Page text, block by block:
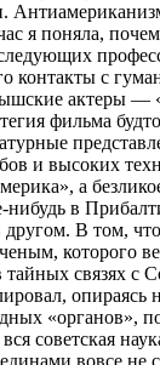
я поняла,
контакты с
актеры —
фильма
и высоких
а
нибудь в
другом. В том,
которого
тайных связях с
опираясь
«органов»,
советская